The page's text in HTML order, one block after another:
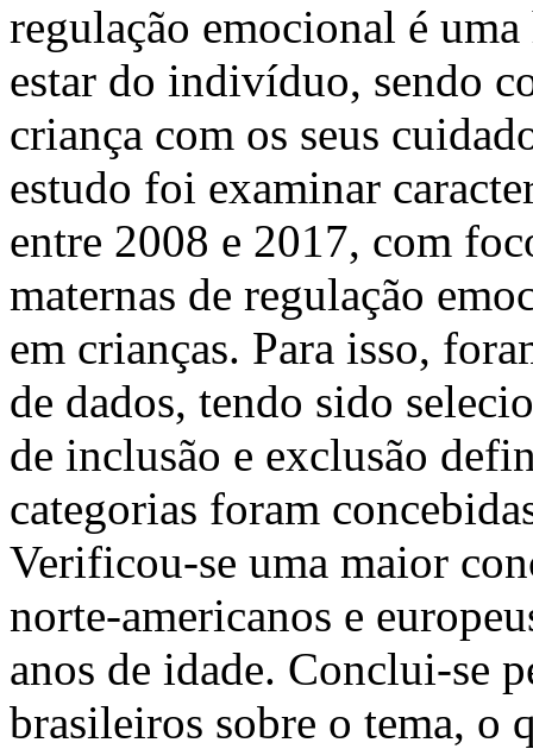
regulação emocional é
estar do indivíduo, sendo
criança com os seus
estudo foi examinar
entre 2008 e 2017, com
maternas de regulação
em crianças. Para isso,
de dados, tendo sido
de inclusão e exclusão
categorias foram
Verificou-se uma maior
norte-americanos e
anos de idade. Conclui-se
brasileiros sobre o tema, o